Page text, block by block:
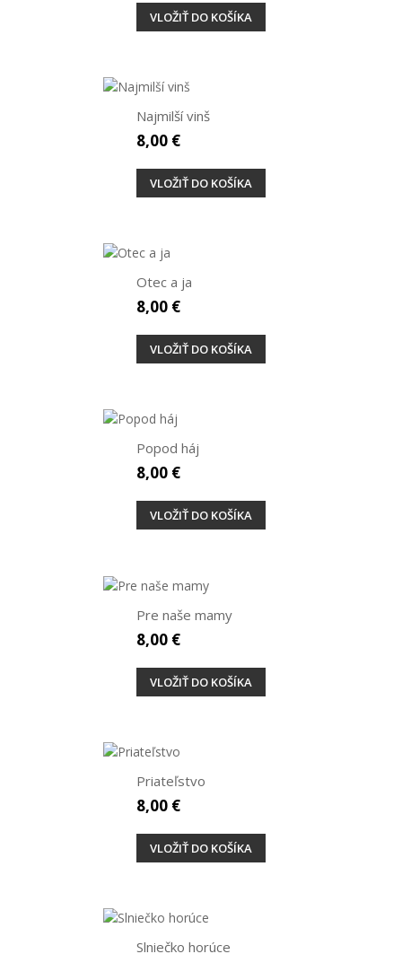
VLOŽIŤ DO KOŠÍKA
Najmilší vinš
8,00 €
VLOŽIŤ DO KOŠÍKA
Otec a ja
8,00 €
VLOŽIŤ DO KOŠÍKA
Popod háj
8,00 €
VLOŽIŤ DO KOŠÍKA
Pre naše mamy
8,00 €
VLOŽIŤ DO KOŠÍKA
Priateľstvo
8,00 €
VLOŽIŤ DO KOŠÍKA
Slniečko horúce